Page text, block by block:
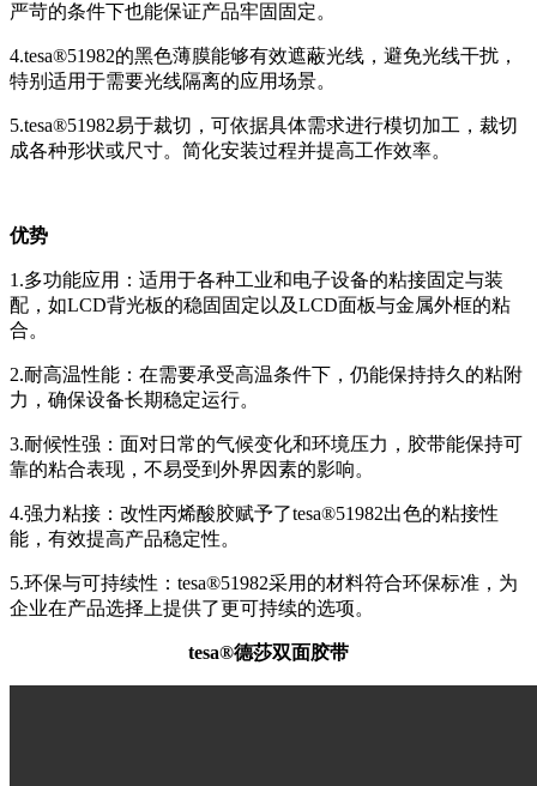
严苛的条件下也能保证产品牢固固定。
4.tesa®51982的黑色薄膜能够有效遮蔽光线，避免光线干扰，
特别适用于需要光线隔离的应用场景。
5.tesa®51982易于裁切，可依据具体需求进行模切加工，裁切
成各种形状或尺寸。简化安装过程并提高工作效率。
优势
1.多功能应用：适用于各种工业和电子设备的粘接固定与装
配，如LCD背光板的稳固固定以及LCD面板与金属外框的粘
合。
2.耐高温性能：在需要承受高温条件下，仍能保持持久的粘附
力，确保设备长期稳定运行。
3.耐候性强：面对日常的气候变化和环境压力，胶带能保持可
靠的粘合表现，不易受到外界因素的影响。
4.强力粘接：改性丙烯酸胶赋予了tesa®51982出色的粘接性
能，有效提高产品稳定性。
5.环保与可持续性：tesa®51982采用的材料符合环保标准，为
企业在产品选择上提供了更可持续的选项。
tesa®德莎双面胶带